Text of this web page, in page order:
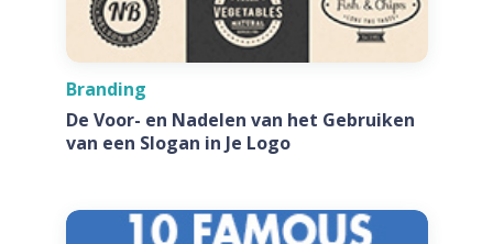
Branding
De Voor- en Nadelen van het Gebruiken
van een Slogan in Je Logo